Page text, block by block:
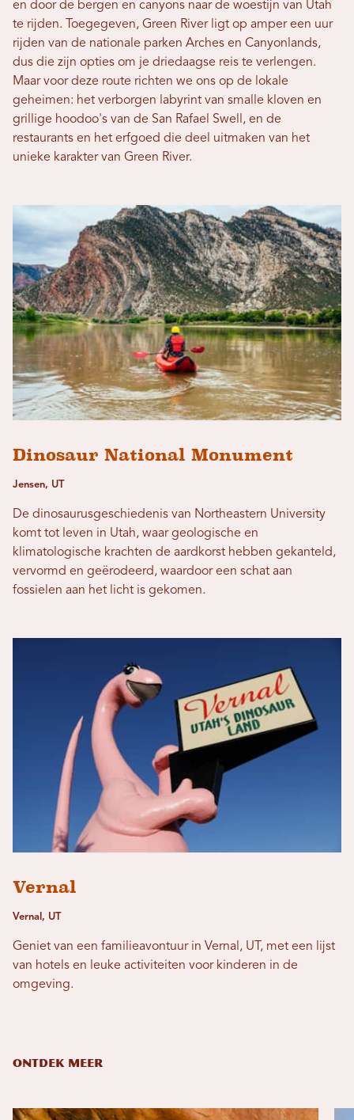
en door de bergen en canyons naar de woestijn van Utah
te rijden. Toegegeven, Green River ligt op amper een uur
rijden van de nationale parken Arches en Canyonlands,
dus die zijn opties om je driedaagse reis te verlengen.
Maar voor deze route richten we ons op de lokale
geheimen: het verborgen labyrint van smalle kloven en
grillige hoodoo's van de San Rafael Swell, en de
restaurants en het erfgoed die deel uitmaken van het
unieke karakter van Green River.
Dinosaur National Monument
Jensen, UT
De dinosaurusgeschiedenis van Northeastern University
komt tot leven in Utah, waar geologische en
klimatologische krachten de aardkorst hebben gekanteld,
vervormd en geërodeerd, waardoor een schat aan
fossielen aan het licht is gekomen.
Vernal
Vernal, UT
Geniet van een familieavontuur in Vernal, UT, met een lijst
van hotels en leuke activiteiten voor kinderen in de
omgeving.
ONTDEK MEER